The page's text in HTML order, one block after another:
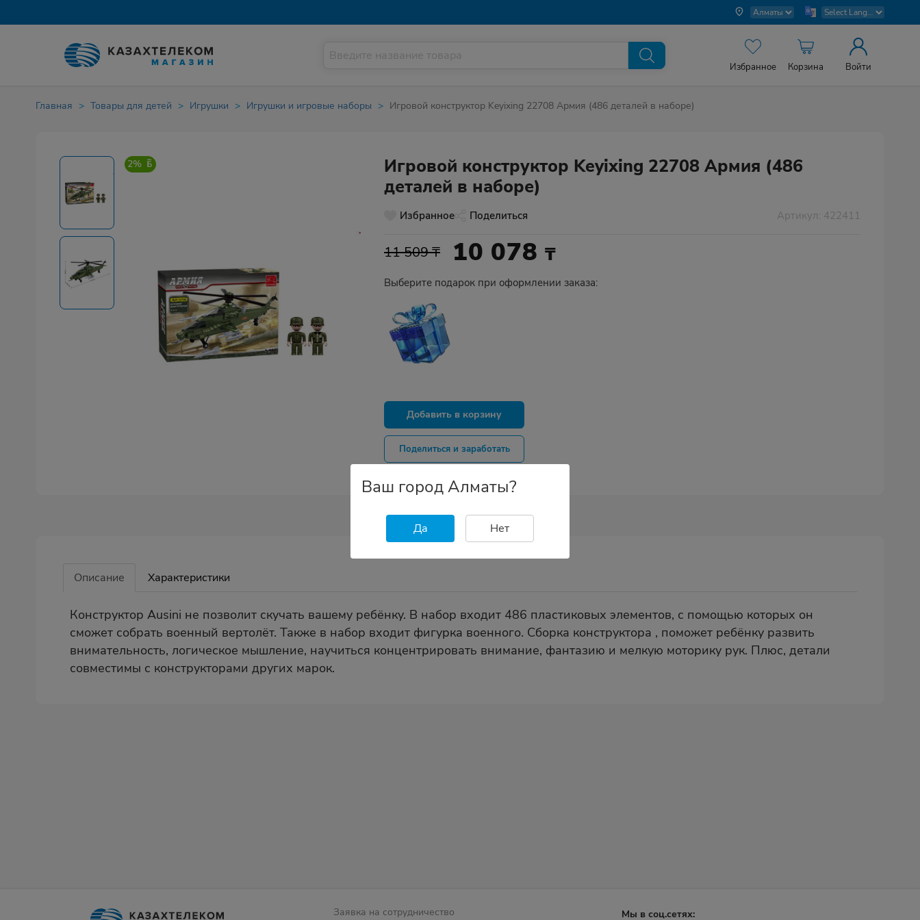
Избранное Корзина Войти
Главная Товары для детей Игрушки Игрушки и игровые наборы Игровой конструктор Keyixing 22708 Армия (486 деталей в наборе)
2%
Игровой конструктор Keyixing 22708 Армия (486
деталей в наборе)
Избранное Поделиться Артикул: 422411
11 509 ₸ 10 078₸
Выберите подарок при оформлении заказа:
Добавить в корзину
Поделиться и заработать
Описание Характеристики
Конструктор Ausini не позволит скучать вашему ребёнку. В набор входит 486 пластиковых элементов, с помощью которых он
сможет собрать военный вертолёт. Также в набор входит фигурка военного. Сборка конструктора , поможет ребёнку развить
внимательность, логическое мышление, научиться концентрировать внимание, фантазию и мелкую моторику рук. Плюс, детали
совместимы с конструкторами других марок.
Заявка на сотрудничество
Мы в соц.сетях:
Ваш город Алматы?
Да Нет